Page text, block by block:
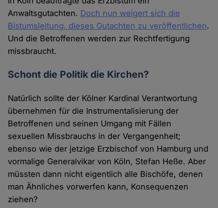
Anwaltsgutachten. Doch nun weigert sich die
Bistumsleitung, dieses Gutachten zu veröffentlichen.
Und die Betroffenen werden zur Rechtfertigung
missbraucht.
Schont die Politik die Kirchen?
Natürlich sollte der Kölner Kardinal Verantwortung
übernehmen für die Instrumentalisierung der
Betroffenen und seinen Umgang mit Fällen
sexuellen Missbrauchs in der Vergangenheit;
ebenso wie der jetzige Erzbischof von Hamburg und
vormalige Generalvikar von Köln, Stefan Heße. Aber
müssten dann nicht eigentlich alle Bischöfe, denen
man Ähnliches vorwerfen kann, Konsequenzen
ziehen?